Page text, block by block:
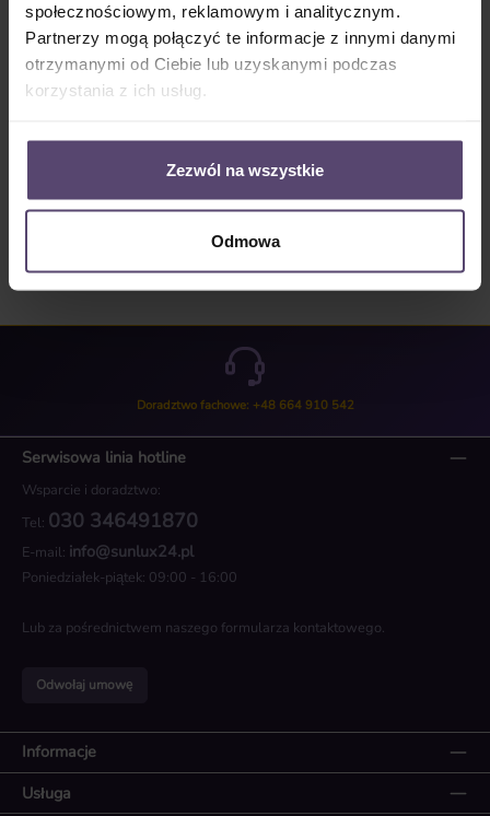
społecznościowym, reklamowym i analitycznym.
Partnerzy mogą połączyć te informacje z innymi danymi
otrzymanymi od Ciebie lub uzyskanymi podczas
korzystania z ich usług.
Zezwól na wszystkie
Odmowa
Opis
• Informacje o tkaninie 3135: • 39% Odbicie • 17%
Absorpcja • 44% Przepuszczalność światła • półprzez…
Opinie/Recenzje
Doradztwo fachowe: +48 664 910 542
Serwisowa linia hotline
Wsparcie i doradztwo:
Tel: 030 346491870
E-mail: info@sunlux24.pl
Poniedziałek-piątek: 09:00 - 16:00
Lub za pośrednictwem naszego formularza kontaktowego.
Odwołaj umowę
Informacje
Usługa